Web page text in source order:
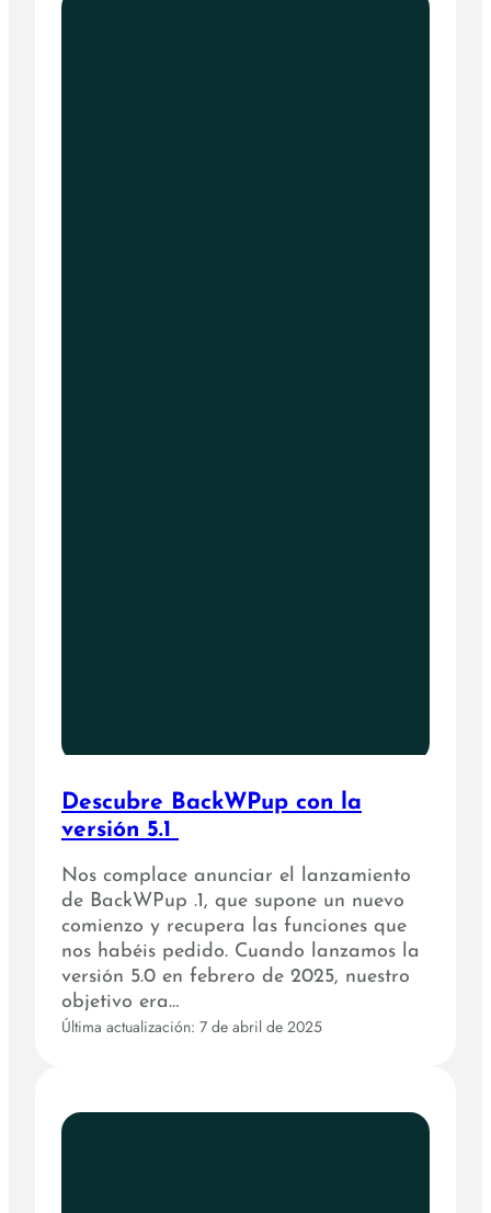
Descubre BackWPup con la
versión 5.1
Nos complace anunciar el lanzamiento
de BackWPup .1, que supone un nuevo
comienzo y recupera las funciones que
nos habéis pedido. Cuando lanzamos la
versión 5.0 en febrero de 2025, nuestro
objetivo era…
Última actualización: 7 de abril de 2025